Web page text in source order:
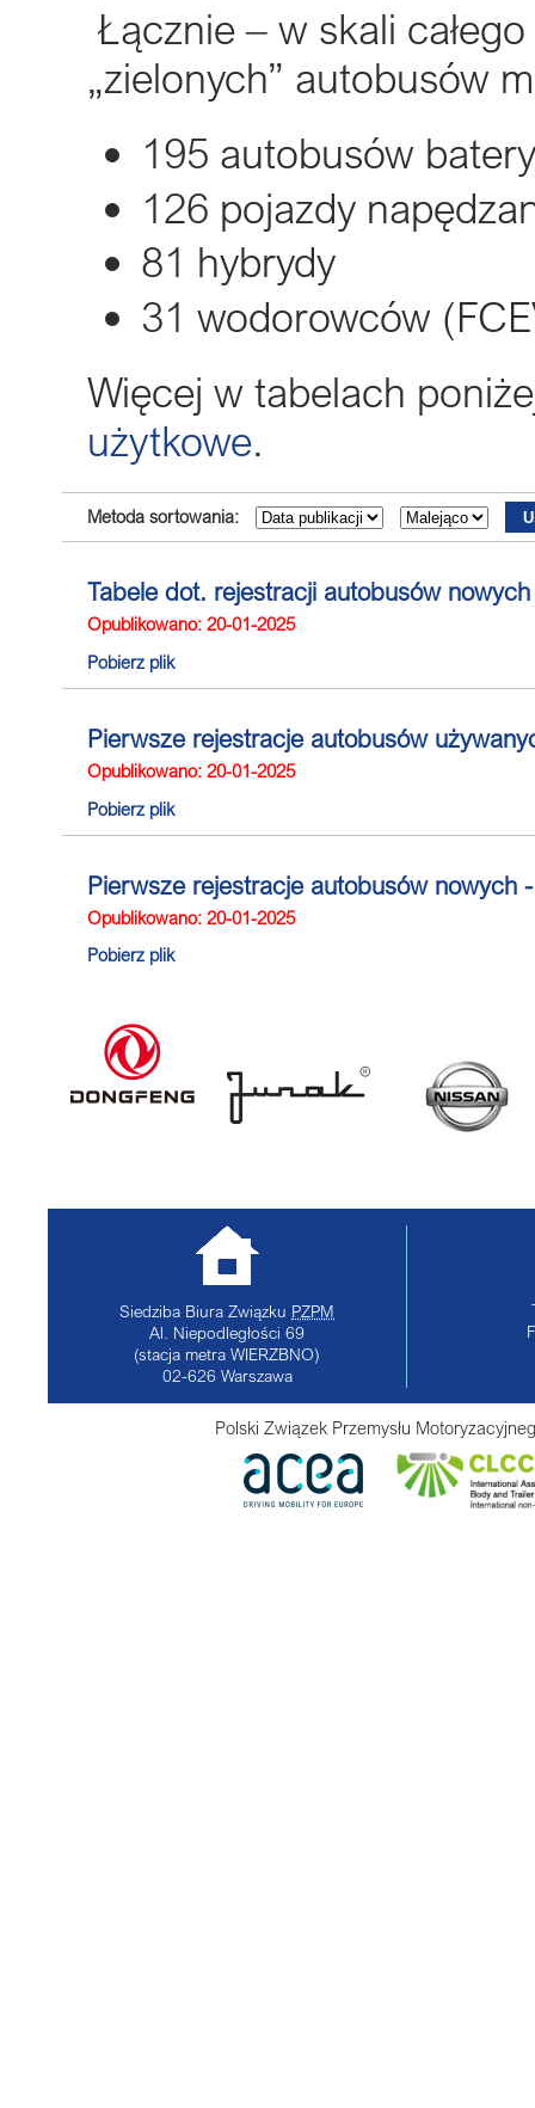
Łącznie – w skali
„zielonych” autobusów
195 autobusów
126 pojazdy
81 hybrydy
31 wodorowców
Więcej w tabelach
użytkowe.
Metoda sortowania:
Tabele dot. rejestracji autobusów
Opublikowano: 20-01-2025
Pobierz plik
Pierwsze rejestracje autobusów
Opublikowano: 20-01-2025
Pobierz plik
Pierwsze rejestracje autobusów nowych
Opublikowano: 20-01-2025
Pobierz plik
Siedziba Biura Związku PZPM
Al. Niepodległości 69
(stacja metra WIERZBNO)
02-626 Warszawa
Polski Związek Przemysłu